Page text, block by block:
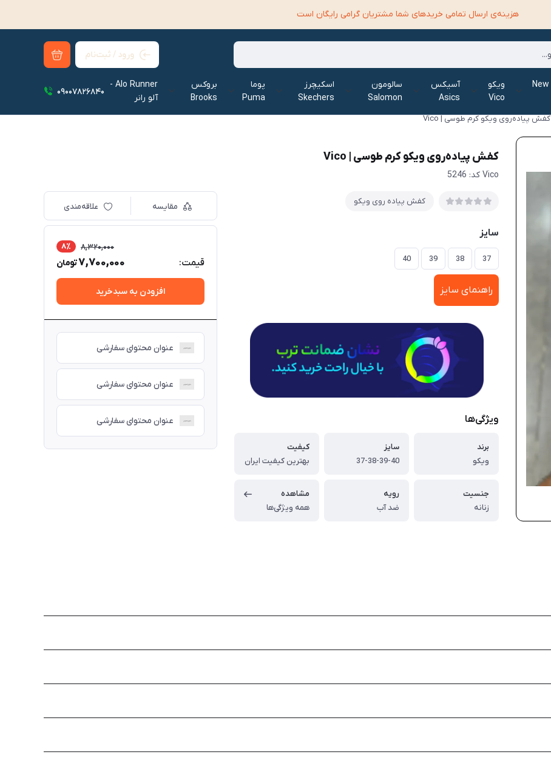
هزینه‌ی ارسال تمامی خرید‌های شما مشتریان گرامی رایگان است
ورود / ثبت‌نام
نیو بالانس New
ویکو
Vico
آسیکس
Asics
سالومون
Salomon
اسکیچرز
Skechers
پوما
Puma
بروکس
Brooks
Alo Runner -
آلو رانر‌
09007826840
کفش پیاده‌روی ویکو کرم طوسی | Vico
کفش پیاده‌روی ویکو کرم طوسی | Vico
Vico کد: 5246
کفش پیاده روی ویکو
سایز
37
38
39
40
راهنمای سایز
ویژگی‌ها
برند
ویکو
سایز
37-38-39-40
کیفیت
بهترین کیفیت ایران
جنسیت
زنانه
رویه
ضد آب
مشاهده
همه ویژگی‌ها
مقایسه علاقه‌مندی
قیمت:
8,320,000 8٪
7,700,000تومان
افزودن به سبدخرید
عنوان محتوای سفارشی
عنوان محتوای سفارشی
عنوان محتوای سفارشی